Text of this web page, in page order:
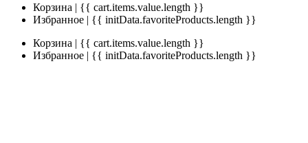
Корзина | {{ cart.items.value.length }}
Избранное | {{ initData.favoriteProducts.length }}
Корзина | {{ cart.items.value.length }}
Избранное | {{ initData.favoriteProducts.length }}